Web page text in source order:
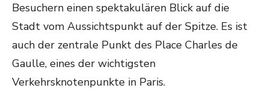
Besuchern einen spektakulären Blick auf die
Stadt vom Aussichtspunkt auf der Spitze. Es ist
auch der zentrale Punkt des Place Charles de
Gaulle, eines der wichtigsten
Verkehrsknotenpunkte in Paris.